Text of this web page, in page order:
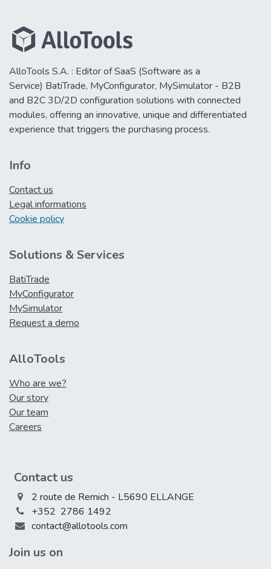
AlloTools S.A. : Editor of SaaS (Software as a
Service) BatiTrade, MyConfigurator, MySimulator - B2B
and B2C 3D/2D configuration solutions with connected
modules, offering an innovative, unique and differentiated
experience that triggers the purchasing process.
Info
Contact us
Legal informations
Cookie policy
Solutions & Services
BatiTrade
MyConfigurator
MySimulator
Request a demo
AlloTools
Who are we?
Our story
Our team
Careers
Contact us
2 route de Remich - L5690 ELLANGE
+352 2786 1492
contact@allotools.com
Join us on